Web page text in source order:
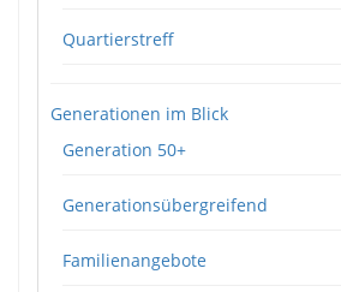
Quartierstreff
Generationen im Blick
Generation 50+
Generationsübergreifend
Familienangebote